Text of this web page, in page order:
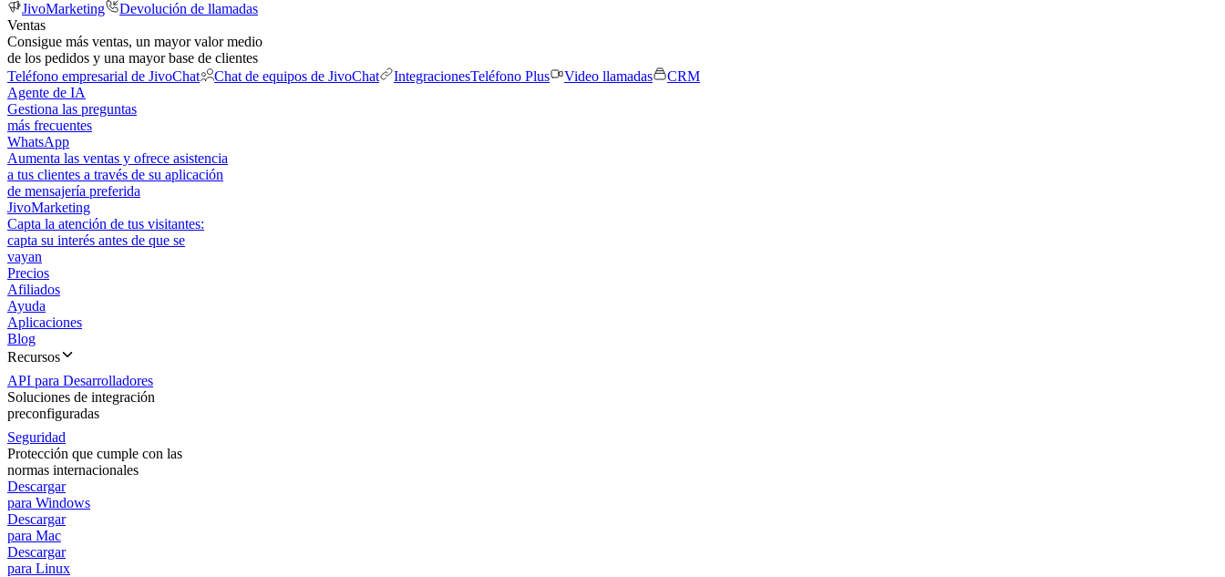
JivoMarketing
Devolución de llamadas
Ventas
Consigue más ventas, un mayor valor medio
de los pedidos y una mayor base de clientes
Teléfono empresarial de JivoChat
Chat de equipos de JivoChat IntegracionesTeléfono Plus Video llamadas
CRM
Agente de IA
Gestiona las preguntas
más frecuentes
WhatsApp
Aumenta las ventas y ofrece asistencia
a tus clientes a través de su aplicación
de mensajería preferida
JivoMarketing
Capta la atención de tus visitantes:
capta su interés antes de que se
vayan
Precios
Afiliados
Ayuda
Aplicaciones
Blog
Recursos
API para Desarrolladores
Soluciones de integración
preconfiguradas
Seguridad
Protección que cumple con las
normas internacionales
Descargar
para Windows
Descargar
para Mac
Descargar
para Linux